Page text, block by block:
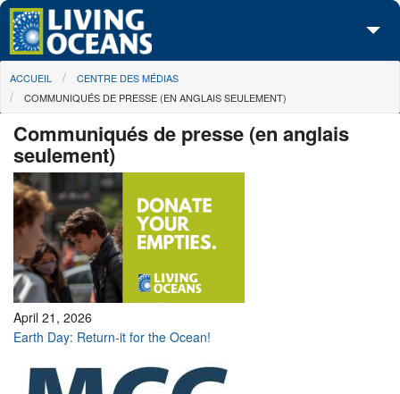
Skip to main content
À propos de nous
Centre des Médias
Les Cartes
Passez à l'action
You are here
ACCUEIL
CENTRE DES MÉDIAS
COMMUNIQUÉS DE PRESSE (EN ANGLAIS SEULEMENT)
Communiqués de presse (en anglais
seulement)
April 21, 2026
Earth Day: Return-it for the Ocean!